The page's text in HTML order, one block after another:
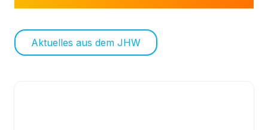
Aktuelles aus dem JHW